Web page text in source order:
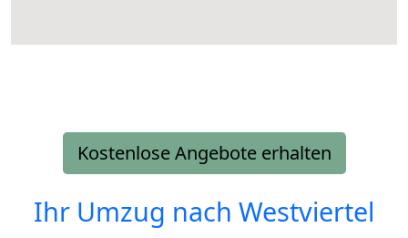
Kostenlose Angebote erhalten
Ihr Umzug nach Westviertel